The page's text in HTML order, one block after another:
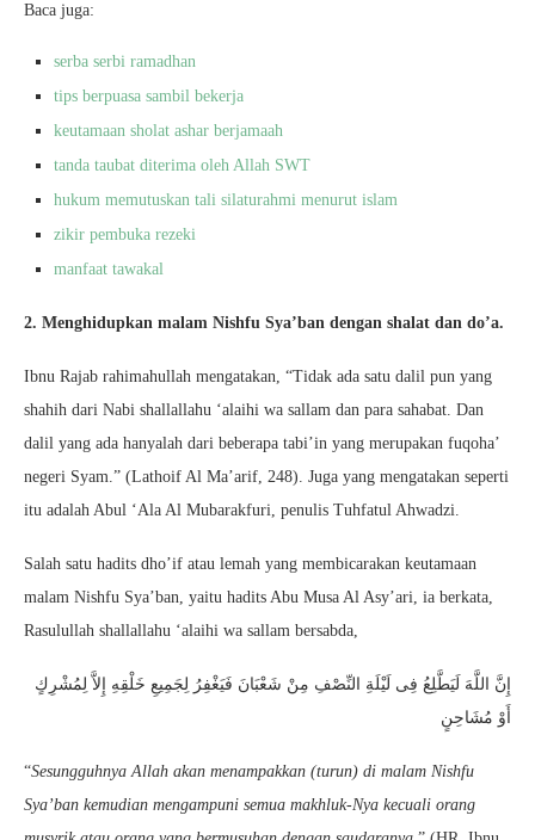
Baca juga:
serba serbi ramadhan
tips berpuasa sambil bekerja
keutamaan sholat ashar berjamaah
tanda taubat diterima oleh Allah SWT
hukum memutuskan tali silaturahmi menurut islam
zikir pembuka rezeki
manfaat tawakal
2. Menghidupkan malam Nishfu Sya’ban dengan shalat dan do’a.
Ibnu Rajab rahimahullah mengatakan, “Tidak ada satu dalil pun yang
shahih dari Nabi shallallahu ‘alaihi wa sallam dan para sahabat. Dan
dalil yang ada hanyalah dari beberapa tabi’in yang merupakan fuqoha’
negeri Syam.” (Lathoif Al Ma’arif, 248). Juga yang mengatakan seperti
itu adalah Abul ‘Ala Al Mubarakfuri, penulis Tuhfatul Ahwadzi.
Salah satu hadits dho’if atau lemah yang membicarakan keutamaan
malam Nishfu Sya’ban, yaitu hadits Abu Musa Al Asy’ari, ia berkata,
Rasulullah shallallahu ‘alaihi wa sallam bersabda,
إِنَّ اللَّهَ لَيَطَّلِعُ فِى لَيْلَةِ النِّصْفِ مِنْ شَعْبَانَ فَيَغْفِرُ لِجَمِيعِ خَلْقِهِ إِلاَّ لِمُشْرِكٍ
أَوْ مُشَاحِنٍ
“Sesungguhnya Allah akan menampakkan (turun) di malam Nishfu
Sya’ban kemudian mengampuni semua makhluk-Nya kecuali orang